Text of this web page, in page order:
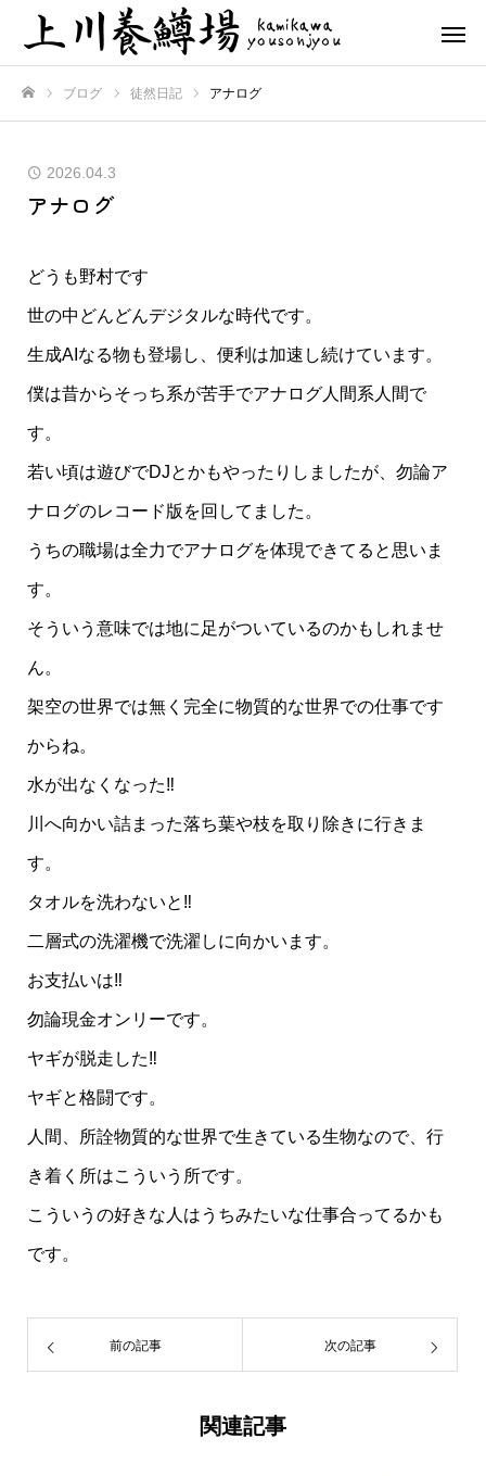
ブログ 徒然日記 アナログ
2026.04.3
アナログ
どうも野村です
世の中どんどんデジタルな時代です。
生成AIなる物も登場し、便利は加速し続けています。
僕は昔からそっち系が苦手でアナログ人間系人間で
す。
若い頃は遊びでDJとかもやったりしましたが、勿論ア
ナログのレコード版を回してました。
うちの職場は全力でアナログを体現できてると思いま
す。
そういう意味では地に足がついているのかもしれませ
ん。
架空の世界では無く完全に物質的な世界での仕事です
からね。
水が出なくなった‼️
川へ向かい詰まった落ち葉や枝を取り除きに行きま
す。
タオルを洗わないと‼️
二層式の洗濯機で洗濯しに向かいます。
お支払いは‼️
勿論現金オンリーです。
ヤギが脱走した‼️
ヤギと格闘です。
人間、所詮物質的な世界で生きている生物なので、行
き着く所はこういう所です。
こういうの好きな人はうちみたいな仕事合ってるかも
です。
前の記事 次の記事
関連記事